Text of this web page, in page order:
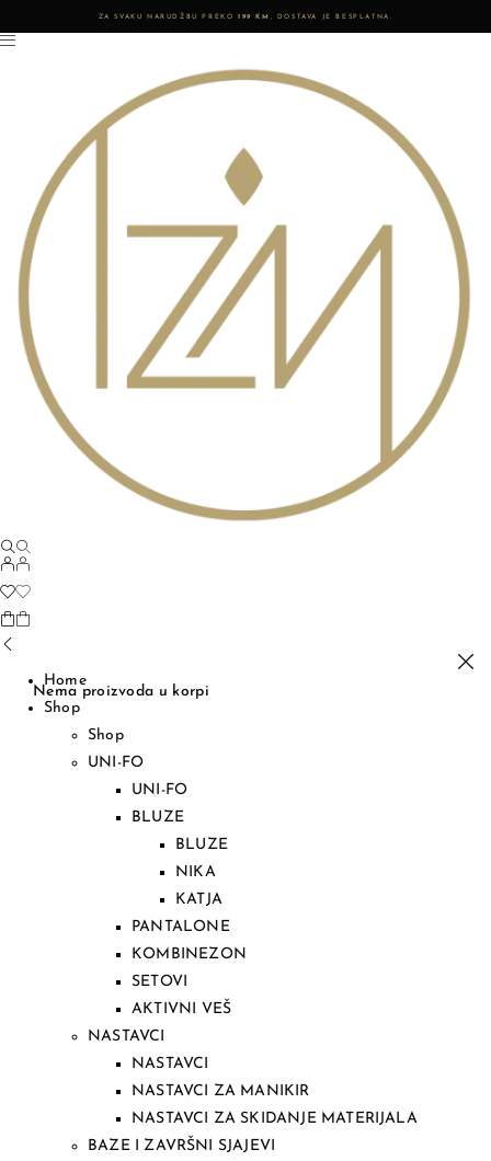
ZA SVAKU NARUDŽBU PREKO 199 KM , DOSTAVA JE BESPLATNA.
Nema proizvoda u korpi
Home
Shop
Shop
UNI-FO
UNI-FO
BLUZE
BLUZE
NIKA
KATJA
PANTALONE
KOMBINEZON
SETOVI
AKTIVNI VEŠ
NASTAVCI
NASTAVCI
NASTAVCI ZA MANIKIR
NASTAVCI ZA SKIDANJE MATERIJALA
BAZE I ZAVRŠNI SJAJEVI